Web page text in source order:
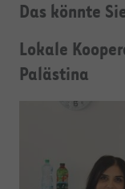
Das könnte
Lokale
Palästina